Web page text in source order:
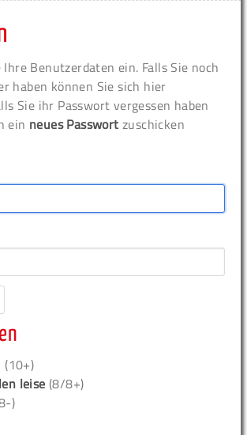
Benutzerdaten ein. Falls Sie noch
haben können Sie sich hier
Sie ihr Passwort vergessen haben
ein neues Passwort zuschicken
(10+)
leise (8/8+)
)